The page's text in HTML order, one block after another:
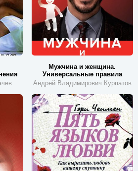
Мужчина и женщина.
Универсальные правила
Андрей Владимирович Курпатов